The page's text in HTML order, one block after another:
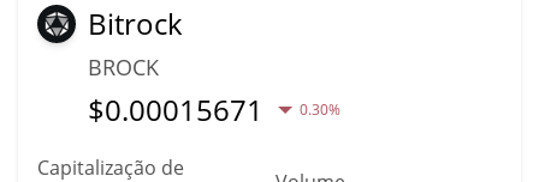
Bitrock
BROCK
$0.00015671 0.30%
Capitalização de